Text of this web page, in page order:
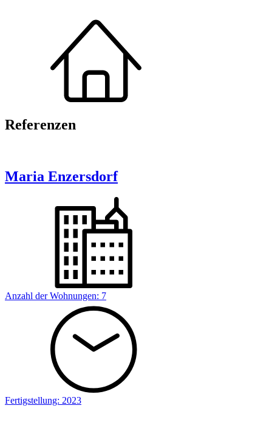
Referenzen
Maria Enzersdorf
Anzahl der Wohnungen: 7
Fertigstellung: 2023